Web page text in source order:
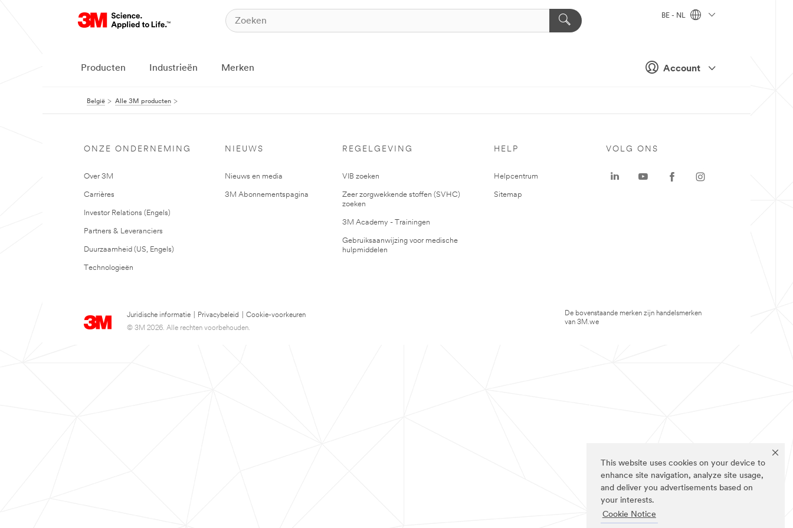
This website uses cookies on your device to
enhance site navigation, analyze site usage,
and deliver you advertisements based on
your interests.
Cookie Notice
Account
BE - NL
Producten Industrieën Merken
België Alle 3M producten
ONZE ONDERNEMING
Over 3M
Carrières
Investor Relations (Engels)
Partners & Leveranciers
Duurzaamheid (US, Engels)
Technologieën
NIEUWS
Nieuws en media
3M Abonnementspagina
REGELGEVING
VIB zoeken
Zeer zorgwekkende stoffen (SVHC)
zoeken
3M Academy - Trainingen
Gebruiksaanwijzing voor medische
hulpmiddelen
HELP
Helpcentrum
Sitemap
Juridische informatie Privacybeleid
Cookie-voorkeuren
© 3M 2026. Alle rechten voorbehouden.
VOLG ONS
De bovenstaande merken zijn handelsmerken
van 3M.we